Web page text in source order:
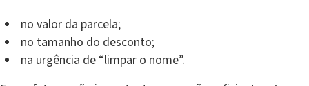
no valor da parcela;
no tamanho do desconto;
na urgência de “limpar o nome”.